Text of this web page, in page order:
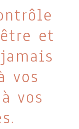
et
vos
vos